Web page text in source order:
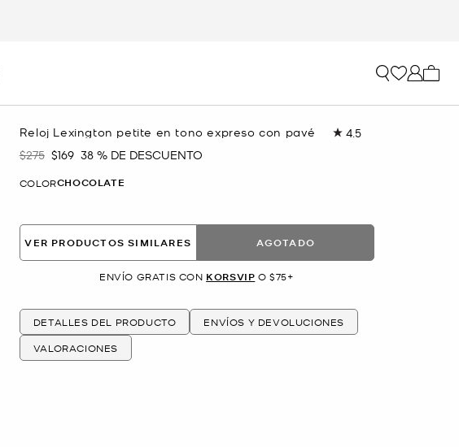
Reloj Lexington petite en tono expreso con pavé 4.5Lea
página.
Era
$275 Ahora
$169 38 % DE DESCUENTO
COLORCHOCOLATE
VER PRODUCTOS SIMILARES AGOTADO
ENVÍO GRATIS CON KORSVIP O $75+
DETALLES DEL PRODUCTO
ENVÍOS Y DEVOLUCIONES
VALORACIONES